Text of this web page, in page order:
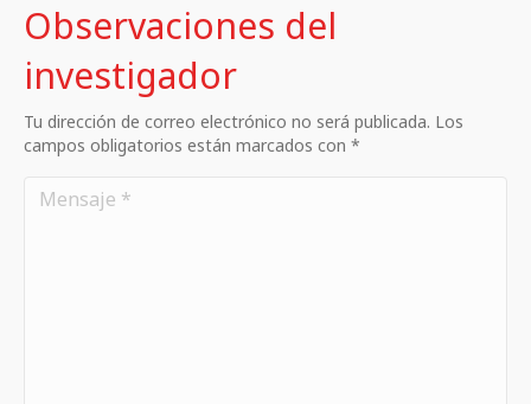
Observaciones del
investigador
Tu dirección de correo electrónico no será publicada. Los
campos obligatorios están marcados con *